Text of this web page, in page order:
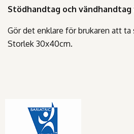
Stödhandtag och vändhandtag
Gör det enklare för brukaren att ta
Storlek 30x40cm.